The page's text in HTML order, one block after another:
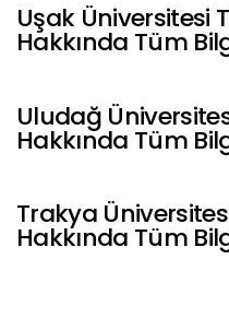
Uşak Üniversitesi
Hakkında Tüm
Uludağ
Hakkında Tüm
Trakya
Hakkında Tüm